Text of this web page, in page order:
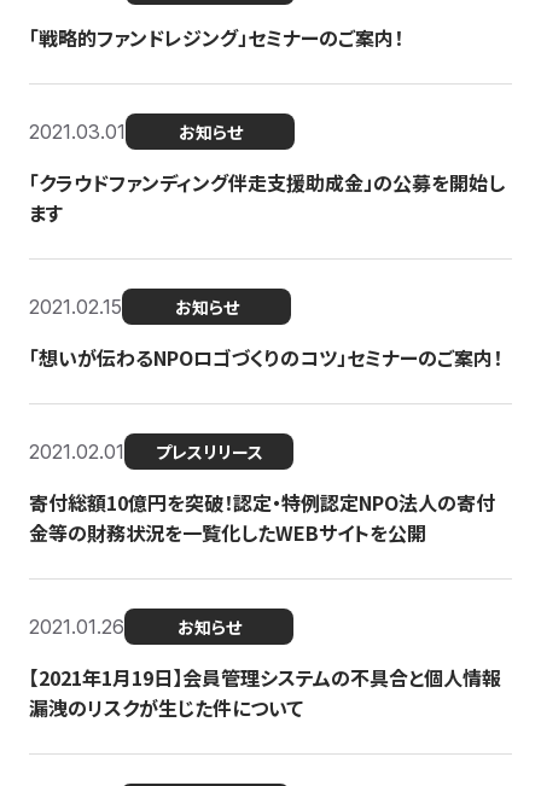
「戦略的ファンドレジング」セミナーのご案内！
2021.03.01 お知らせ
「クラウドファンディング伴走支援助成金」の公募を開始し
ます
2021.02.15 お知らせ
「想いが伝わるNPOロゴづくりのコツ」セミナーのご案内！
2021.02.01 プレスリリース
寄付総額10億円を突破！認定・特例認定NPO法人の寄付
金等の財務状況を一覧化したWEBサイトを公開
2021.01.26 お知らせ
【2021年1月19日】会員管理システムの不具合と個人情報
漏洩のリスクが生じた件について